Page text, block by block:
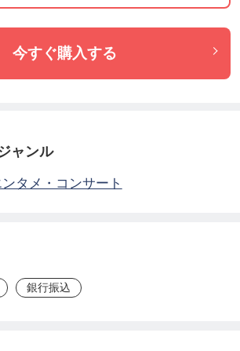
リックで完了です。
再生」クリックでそのままご鑑賞
れからなGONNA」を収録→
今すぐ購入する
ャンル
ンタメ・コンサート
銀行振込